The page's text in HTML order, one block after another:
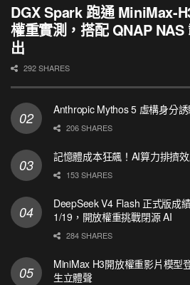
DGX Spark 跑通 MiniMax-
權重實測，搭配 QNAP NAS
出
292 SHARES
Anthropic Mythos 5 虛構身分
206 SHARES
記憶體成本狂飆！AI算力排擠
153 SHARES
DeepSeek V4 Flash 正式版成
1/19，開放權重挑戰閉源 AI
284 SHARES
MiniMax H3開放權重影片模
生立體聲